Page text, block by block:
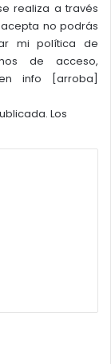
cuando
de la propia
refrigeración
un
un
para
a como dé
realiza a través
no podrás
mi política de
de acceso,
info [arroba]
Los